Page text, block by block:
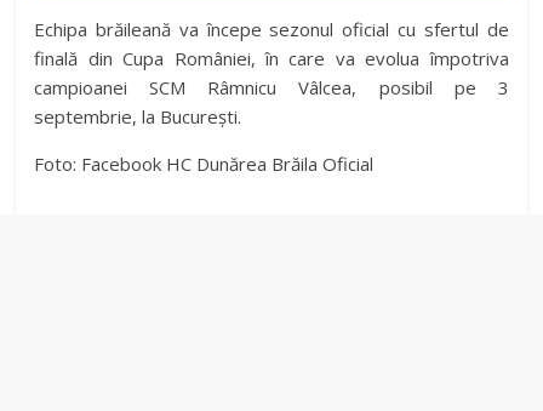
Echipa brăileană va începe sezonul oficial cu sfertul de
finală din Cupa României, în care va evolua împotriva
campioanei SCM Râmnicu Vâlcea, posibil pe 3
septembrie, la București.
Foto: Facebook HC Dunărea Brăila Oficial